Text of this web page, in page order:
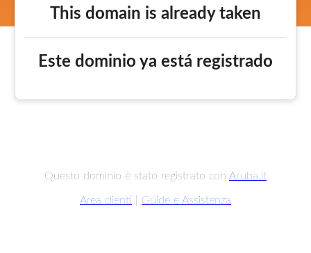
This domain is already taken
Este dominio ya está registrado
Questo dominio è stato registrato con Aruba.it
Area clienti Guide e Assistenza